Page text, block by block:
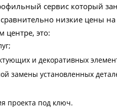
сервис который
сравнительно низкие цены
это:
и декоративных
замены установленных
проекта под ключ.